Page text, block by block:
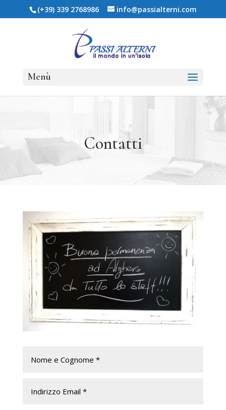
(+39) 339 2768986 info@passialterni.com
Contatti